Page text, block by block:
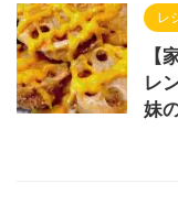
レ
【
レ
妹